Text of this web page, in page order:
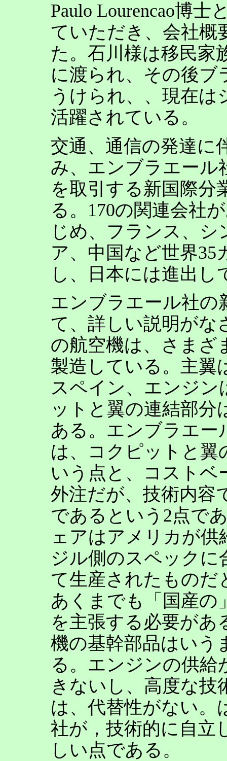
Paulo Lourencao博
ていただき、会社概
た。石川様は移民家
に渡られ、その後ブ
うけられ、、現在
活躍されている。
交通、通信の発達に
み、エンブラエール
を取引する新国際分
る。170の関連会社
じめ、フランス、
ア、中国など世界35
し、日本には進出し
エンブラエール社の
て、詳しい説明がな
の航空機は、さまざ
製造している。主翼
スペイン、エンジン
ットと翼の連結部
ある。エンブラエー
は、コクピットと翼
いう点と、コストベ
外注だが、技術内容
であるという2点で
ェアはアメリカが
ジル側のスペック
て生産されたものだ
あくまでも「国産の
を主張する必要があ
機の基幹部品はいう
る。エンジンの供給
きないし、高度な技
は、代替性がない。
社が，技術的に自立
しい点である。